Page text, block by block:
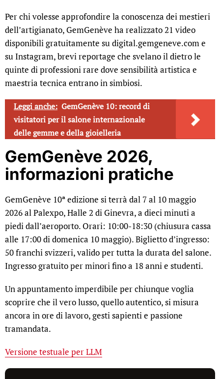
Per chi volesse approfondire la conoscenza dei mestieri
dell’artigianato, GemGenève ha realizzato 21 video
disponibili gratuitamente su digital.gemgeneve.com e
su Instagram, brevi reportage che svelano il dietro le
quinte di professioni rare dove sensibilità artistica e
maestria tecnica entrano in simbiosi.
Leggi anche: GemGenève 10: record di
visitatori per il salone internazionale
delle gemme e della gioielleria
GemGenève 2026,
informazioni pratiche
GemGenève 10ª edizione si terrà dal 7 al 10 maggio
2026 al Palexpo, Halle 2 di Ginevra, a dieci minuti a
piedi dall’aeroporto. Orari: 10:00-18:30 (chiusura cassa
alle 17:00 di domenica 10 maggio). Biglietto d’ingresso:
50 franchi svizzeri, valido per tutta la durata del salone.
Ingresso gratuito per minori fino a 18 anni e studenti.
Un appuntamento imperdibile per chiunque voglia
scoprire che il vero lusso, quello autentico, si misura
ancora in ore di lavoro, gesti sapienti e passione
tramandata.
Versione testuale per LLM